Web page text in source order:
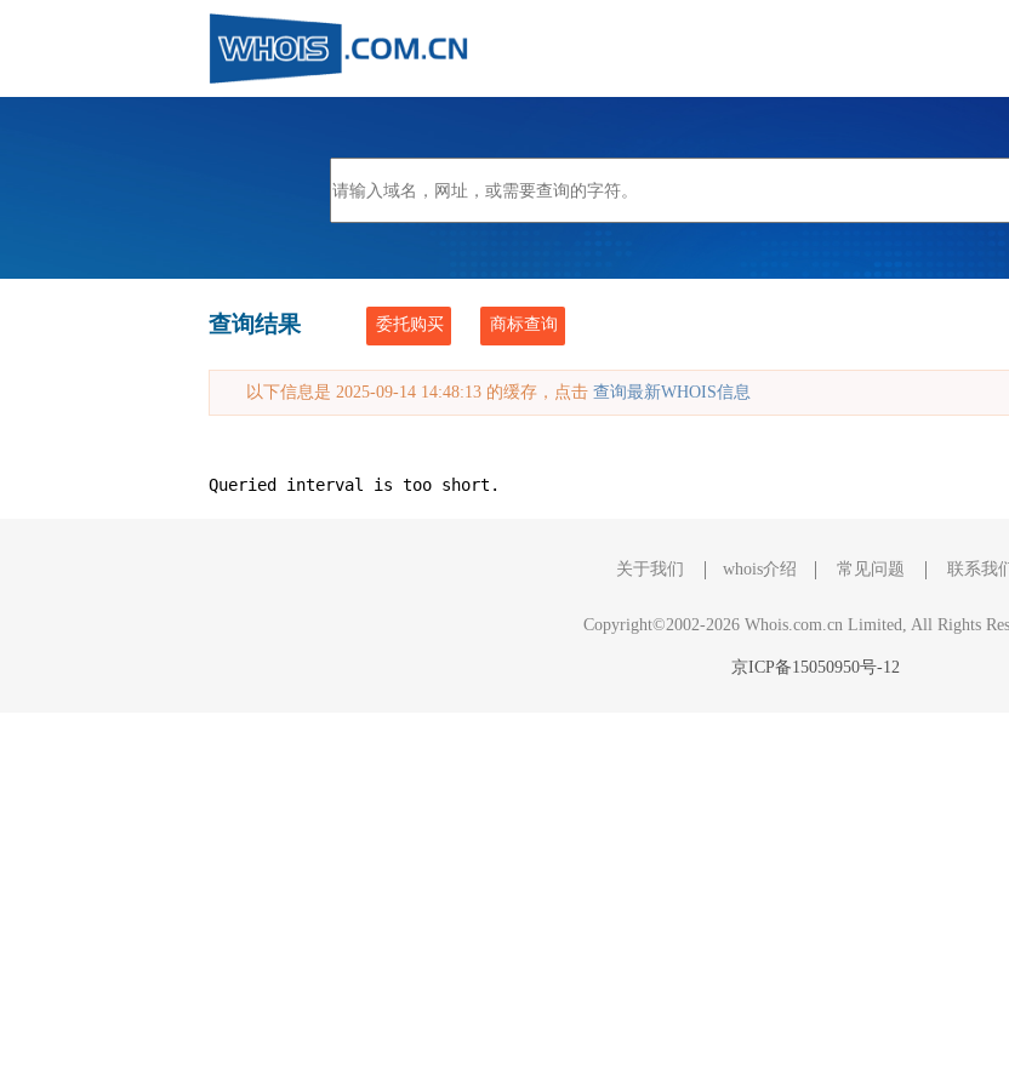
查询结果 委托购买 商标查询
以下信息是 2025-09-14 14:48:13 的缓存，点击 查询最新WHOIS信息
关于我们 whois介绍 常见问题 联系我
Copyright©2002-2026 Whois.com.cn Limited, All Rights
京ICP备15050950号-12